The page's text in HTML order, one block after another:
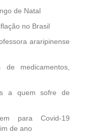
de Natal
no Brasil
araripinense
medicamentos,
a quem sofre de
para Covid-19
de ano